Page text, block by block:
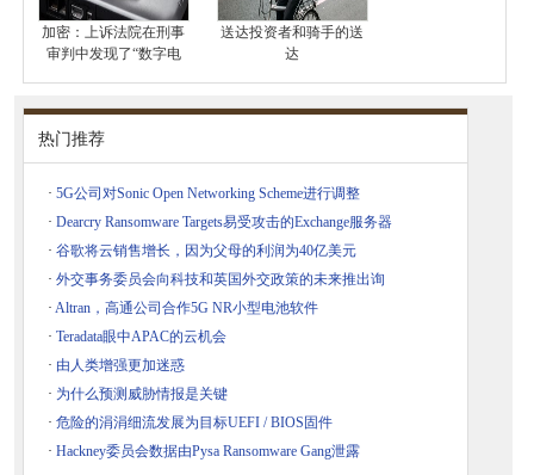
加密：上诉法院在刑事
审判中发现了“数字电
送达投资者和骑手的送
达
热门推荐
· 5G公司对Sonic Open Networking Scheme进行调整
· Dearcry Ransomware Targets易受攻击的Exchange服务器
· 谷歌将云销售增长，因为父母的利润为40亿美元
· 外交事务委员会向科技和英国外交政策的未来推出询
· Altran，高通公司合作5G NR小型电池软件
· Teradata眼中APAC的云机会
· 由人类增强更加迷惑
· 为什么预测威胁情报是关键
· 危险的涓涓细流发展为目标UEFI / BIOS固件
· Hackney委员会数据由Pysa Ransomware Gang泄露